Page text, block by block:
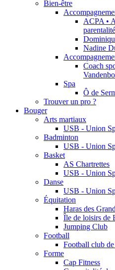
Bien-être
ACPA •
parentalité
Nadine
Coach
Spa
Ô de
Trouver un pro ?
Bouger
Arts martiaux
USB - Union
Badminton
USB - Union
Basket
AS Chartrettes
USB - Union
Danse
USB - Union
Équitation
Haras des
Île de loisirs de
Jumping Club
Football
Football club
Forme
Cap Fitness